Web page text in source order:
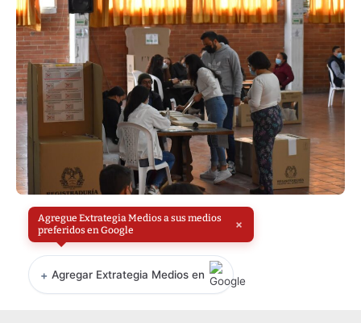
Agregue Extrategia Medios a sus medios
preferidos en Google
×
+ Agregar Extrategia Medios en